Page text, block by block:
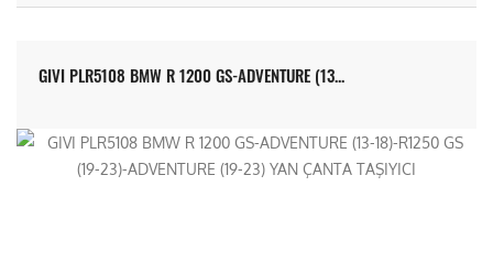
GIVI PLR5108 BMW R 1200 GS-ADVENTURE (13...